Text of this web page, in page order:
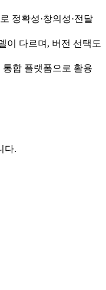
정확성·창의성·전달
이 다르며, 버전 선택도
합 플랫폼으로 활용
다.